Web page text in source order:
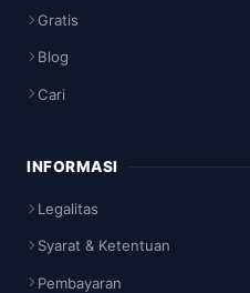
Gratis
Blog
Cari
INFORMASI
Legalitas
Syarat & Ketentuan
Pembayaran